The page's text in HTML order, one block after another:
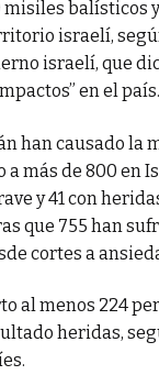
balísticos
israelí,
israelí, que
en el país.
han causado la
a más de 800 en
y 41 con
que 755 han
cortes a
al menos 224
heridas,